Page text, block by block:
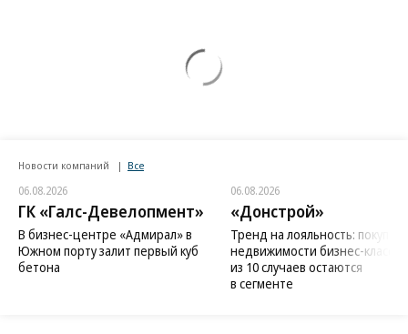
Новости компаний Все
06.08.2026
ГК «Галс-Девелопмент»
В бизнес-центре «Адмирал» в
Южном порту залит первый куб
бетона
06.08.2026
«Донстрой»
Тренд на лояльность:
недвижимости бизнес-класса
из 10 случаев остаются
в сегменте